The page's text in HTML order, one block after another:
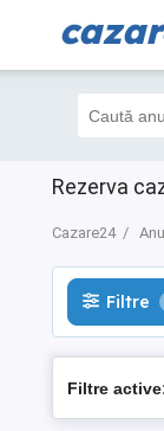
Rezerva
Cazare24
Filtre 3
Filtre
Filtre